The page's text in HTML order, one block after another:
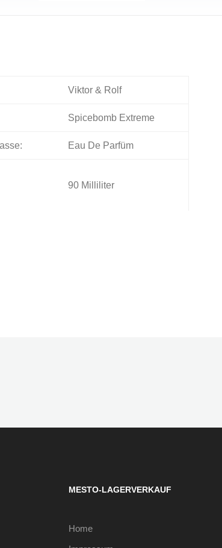
Viktor & Rolf
Spicebomb Extreme
Eau De Parfüm
90 Milliliter
MESTO-LAGERVERKAUF
Home